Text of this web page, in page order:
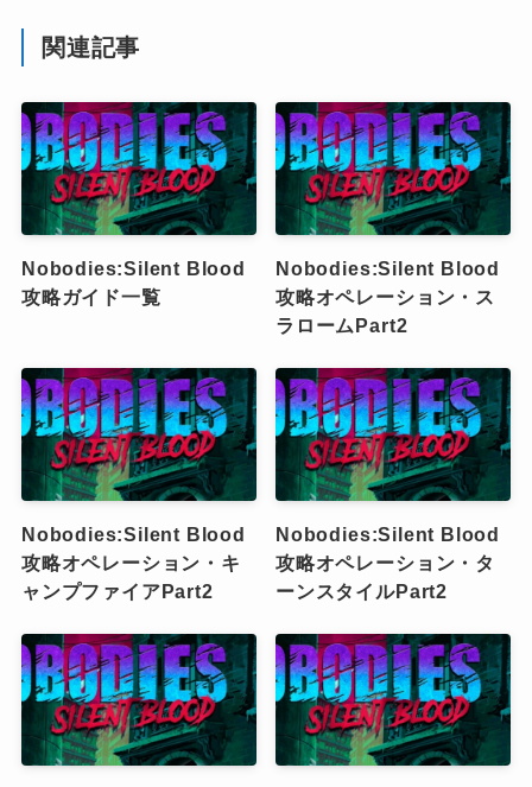
関連記事
Nobodies:Silent Blood
攻略ガイド一覧
Nobodies:Silent Blood
攻略オペレーション・ス
ラロームPart2
Nobodies:Silent Blood
攻略オペレーション・キ
ャンプファイアPart2
Nobodies:Silent Blood
攻略オペレーション・タ
ーンスタイルPart2